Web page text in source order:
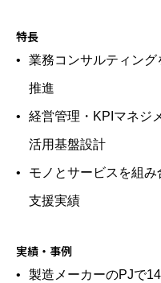
特長
業務コンサルティン
推進
経営管理・KPIマネジ
活用基盤設計
モノとサービスを組
支援実績
実績・事例
製造メーカーのPJで